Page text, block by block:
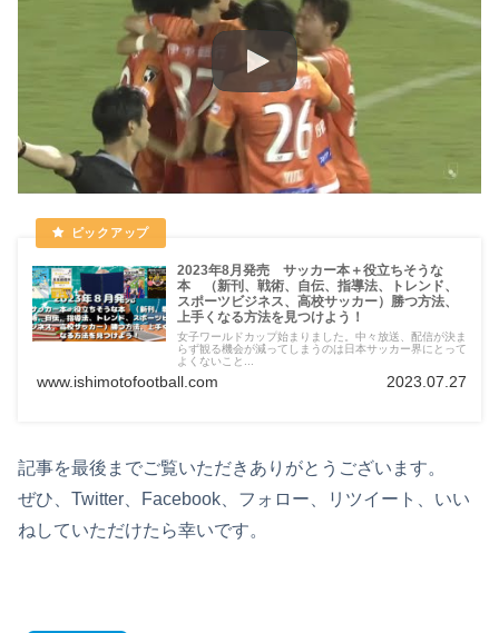
2023年8月発売 サッカー本＋役立ちそうな
本 （新刊、戦術、自伝、指導法、トレンド、
スポーツビジネス、高校サッカー）勝つ方法、
上手くなる方法を見つけよう！
女子ワールドカップ始まりました。中々放送、配信が決ま
らず観る機会が減ってしまうのは日本サッカー界にとって
よくないこと...
www.ishimotofootball.com 2023.07.27
記事を最後までご覧いただきありがとうございます。
ぜひ、Twitter、Facebook、フォロー、リツイート、いい
ねしていただけたら幸いです。